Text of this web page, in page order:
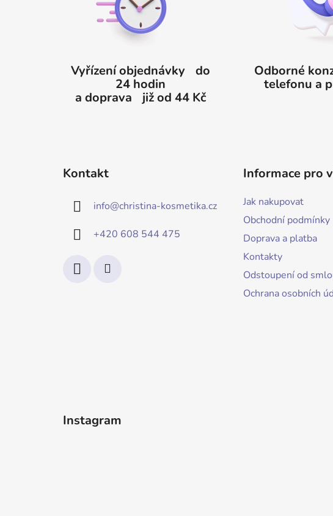
Vyřízení objednávky do
24 hodin
a doprava již od 44 Kč
Odborné
telefonu a
Kontakt
info@christina-kosmetika.cz
+420 608 544 475
Informace pro
Jak nakupovat
Obchodní podmínky
Doprava a platba
Kontakty
Odstoupení od
Ochrana osobních
Instagram